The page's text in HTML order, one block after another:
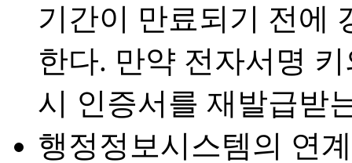
기간이 만료되기 전에
한다. 만약 전자서명
시 인증서를 재발급받
행정정보시스템의 연